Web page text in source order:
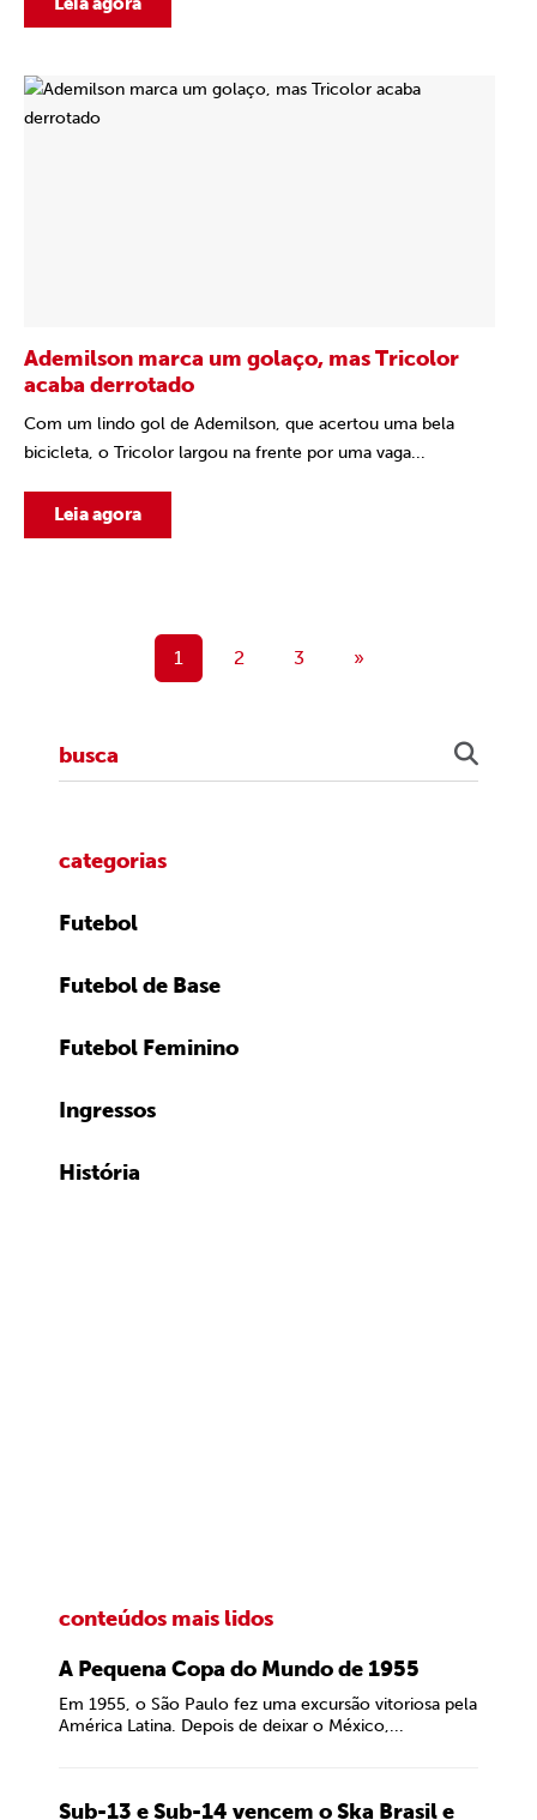
Ademilson marca um golaço, mas Tricolor
acaba derrotado
Com um lindo gol de Ademilson, que acertou uma bela
bicicleta, o Tricolor largou na frente por uma vaga...
Leia agora
1 2 3 »
categorias
Futebol
Futebol de Base
Futebol Feminino
Ingressos
História
conteúdos mais lidos
A Pequena Copa do Mundo de 1955
Em 1955, o São Paulo fez uma excursão vitoriosa pela
América Latina. Depois de deixar o México,...
Sub-13 e Sub-14 vencem o Ska Brasil e